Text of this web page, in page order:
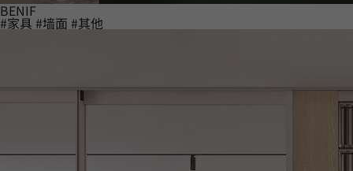
BENIF
#家具 #墙面 #其他